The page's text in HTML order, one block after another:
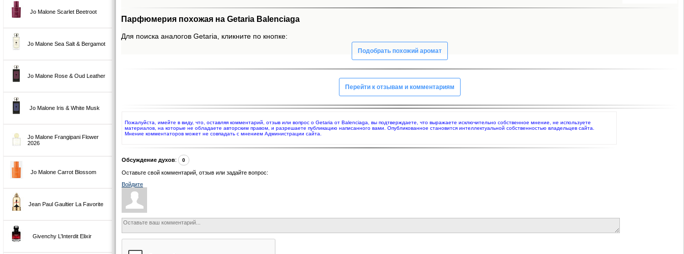
Jo Malone Scarlet Beetroot
Jo Malone Sea Salt & Bergamot
Jo Malone Rose & Oud Leather
Jo Malone Iris & White Musk
Jo Malone Frangipani Flower
2026
Jo Malone Carrot Blossom
Jean Paul Gaultier La Favorite
Givenchy L’Interdit Elixir
Парфюмерия похожая на Getaria Balenciaga
Для поиска аналогов Getaria, кликните по кнопке:
Подобрать похожий аромат
Перейти к отзывам и комментариям
Пожалуйста, имейте в виду, что, оставляя комментарий, отзыв или вопрос о Getaria от Balenciaga, вы подтверждаете, что выражаете исключительно собственное мнение, не используете
материалов, на которые не обладаете авторским правом, и разрешаете публикацию написанного вами. Опубликованное становится интеллектуальной собственностью владельцев сайта.
Мнение комментаторов может не совпадать с мнением Администрации сайта.
Обсуждение духов: 0
Оставьте свой комментарий, отзыв или задайте вопрос:
Войдите